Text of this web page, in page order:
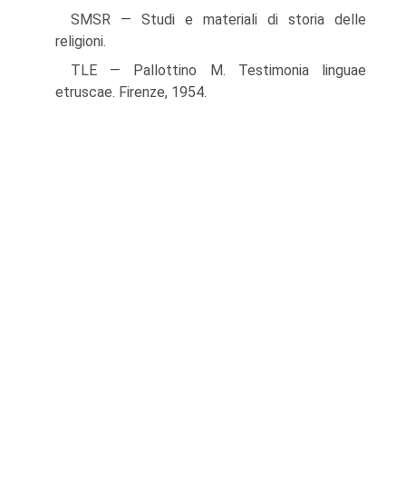
SMSR — Studi e materiali di storia delle
religioni.
TLE — Pallottino M. Testimonia linguae
etruscae. Firenze, 1954.